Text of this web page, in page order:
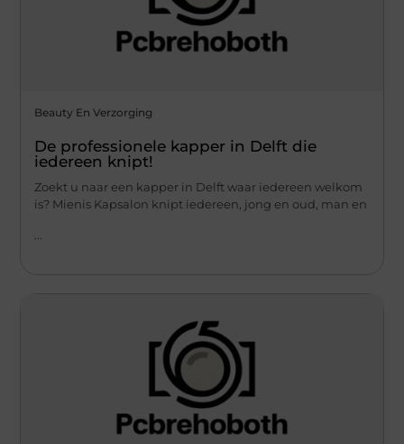
Beauty En Verzorging
De professionele kapper in Delft die
iedereen knipt!
Zoekt u naar een kapper in Delft waar iedereen welkom
is? Mienis Kapsalon knipt iedereen, jong en oud, man en